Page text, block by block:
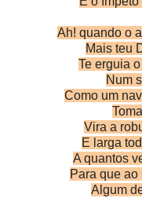
Ah! quando o
Mais teu
Te erguia
Num
Como um
Vira a
E larga
A quantos
Para que
Algum